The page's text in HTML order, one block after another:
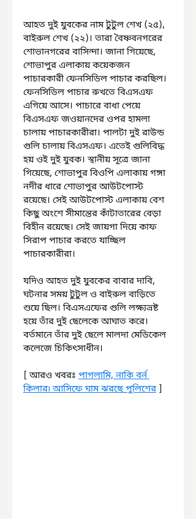
আহত দুই যুবকের নাম টুটুল শেখ (২৫),
বাইরুল শেখ (২২)। তারা বৈষ্ণবনগরের
শোভানগরের বাসিন্দা। জানা গিয়েছে,
শোভাপুর এলাকায় কয়েকজন
পাচারকারী ফেনসিডিল পাচার করছিল।
ফেনসিডিল পাচার রুখতে বিএসএফ
এগিয়ে আসে। পাচারে বাধা পেয়ে
বিএসএফ জওয়ানদের ওপর হামলা
চালায় পাচারকারীরা। পালটা দুই রাউন্ড
গুলি চালায় বিএসএফ। এতেই গুলিবিদ্ধ
হয় ওই দুই যুবক। স্থানীয় সূত্রে জানা
গিয়েছে, শোভাপুর বিওপি এলাকায় গঙ্গা
নদীর ধারে শোভাপুর আউটপোস্ট
রয়েছে। সেই আউটপোস্ট এলাকায় বেশ
কিছু অংশে সীমান্তের কাঁটাতারের বেড়া
বিহীন রয়েছে। সেই জায়গা দিয়ে কাফ
সিরাপ পাচার করতে যাচ্ছিল
পাচারকারীরা।
যদিও আহত দুই যুবকের বাবার দাবি,
ঘটনার সময় টুটুল ও বাইরুল বাড়িতে
শুয়ে ছিল। বিএসএফের গুলি লক্ষ্যভ্রষ্ট
হয়ে তাঁর দুই ছেলেকে আঘাত করে।
বর্তমানে তাঁর দুই ছেলে মালদা মেডিকেল
কলেজে চিকিৎসাধীন।
[ আরও খবরঃ পাগলামি, নাকি বর্ন
কিলার৷ আসিফে ঘাম ঝরছে পুলিশের ]